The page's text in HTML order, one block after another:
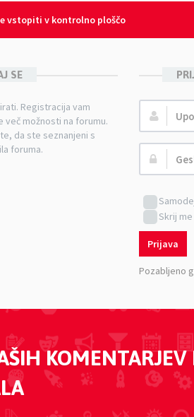
vstopiti v kontrolno ploščo
SE
Registracija vam
več možnosti na forumu.
da ste seznanjeni s
foruma.
Uporabniško
ime:
Geslo:
Skrij
Prijava
Pozabljeno